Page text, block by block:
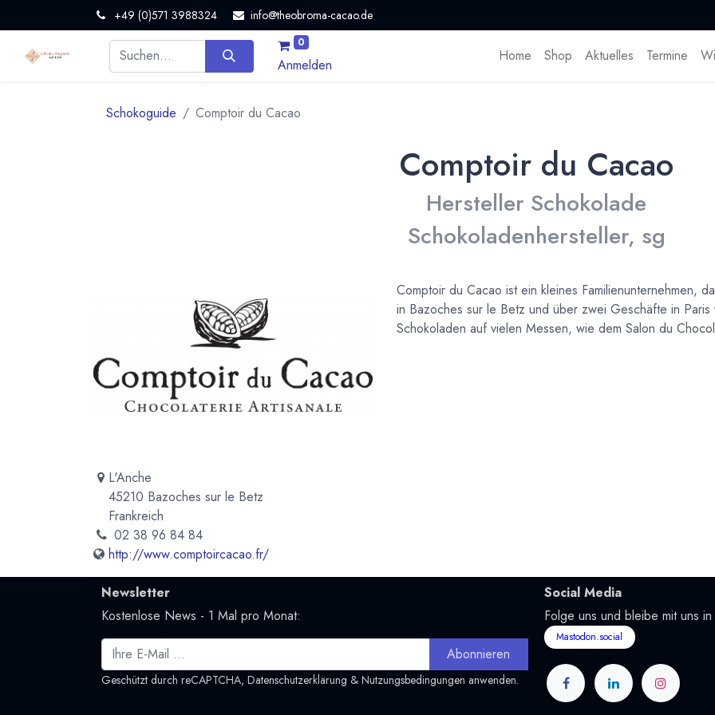
+49 (0)571 3988324 info@theobroma-cacao.de
0
Anmelden
Home Shop Aktuelles Termine
Schokoguide Comptoir du Cacao
Comptoir du Cacao
Hersteller Schokolade
Schokoladenhersteller, sg
L'Anche
45210 Bazoches sur le Betz
Frankreich
02 38 96 84 84
http://www.comptoircacao.fr/
Comptoir du Cacao ist ein kleines Familienunternehmen,
in Bazoches sur le Betz und über zwei Geschäfte in
Schokoladen auf vielen Messen, wie dem Salon du
Newsletter
Kostenlose News - 1 Mal pro Monat:
Abonnieren
Geschützt durch reCAPTCHA, Datenschutzerklärung & Nutzungsbedingungen anwenden.
Social Media
Folge uns und bleibe mit uns in
Mastodon.social